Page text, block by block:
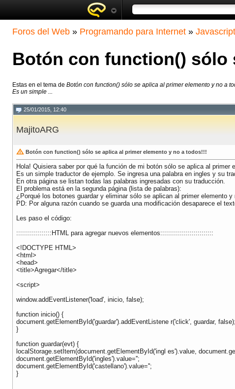
Foros del Web » Programando para Internet » Javascript
Botón con function() sólo
Estas en el tema de Botón con function() sólo se aplica al primer elemento y no a
Es un simple ...
25/01/2015, 12:40
MajitoARG
Botón con function() sólo se aplica al primer elemento y no a todos!!!
Hola! Quisiera saber por qué la función de mi botón sólo se aplica al primer
Es un simple traductor de ejemplo. Se ingresa una palabra en ingles y su
En otra página se listan todas las palabras ingresadas con su traducción.
El problema está en la segunda página (lista de palabras):
¿Porqué los botones guardar y eliminar sólo se aplican al primer elemento y
PD: Por alguna razón cuando se guarda una modificación desaparece el
Les paso el código:
::::::::::::::::::HTML para agregar nuevos elementos:::::::::::::::::::::::::::
<!DOCTYPE HTML>
<html>
<head>
<title>Agregar</title>
<script>
window.addEventListener('load', inicio, false);
function inicio() {
document.getElementById('guardar').addEventListene r('click', guardar, false);
}
function guardar(evt) {
localStorage.setItem(document.getElementById('ingl es').value,
document.getElementById('ingles').value='';
document.getElementById('castellano').value='';
}